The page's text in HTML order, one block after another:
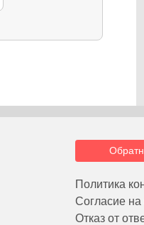
Политика
Согласие
Отказ от